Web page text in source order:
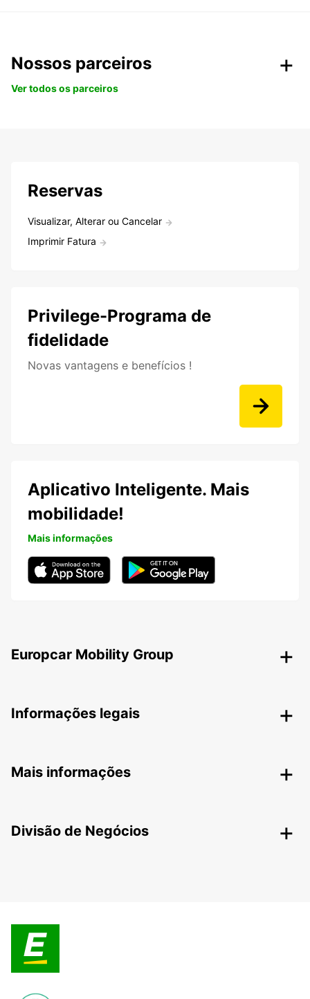
Nossos parceiros
Ver todos os parceiros
Reservas
Visualizar, Alterar ou Cancelar
Imprimir Fatura
Privilege-Programa de
fidelidade
Novas vantagens e benefícios !
Aplicativo Inteligente. Mais
mobilidade!
Mais informações
Europcar Mobility Group
Informações legais
Mais informações
Divisão de Negócios